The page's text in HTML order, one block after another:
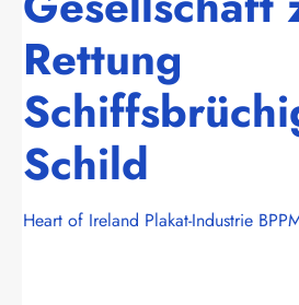
Rettung
Schild
Heart of Ireland Plakat-Industrie